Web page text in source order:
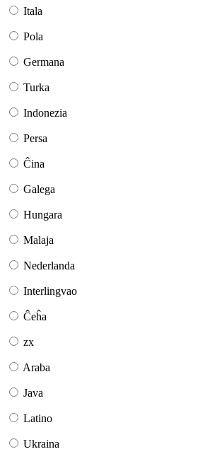
Itala
Pola
Germana
Turka
Indonezia
Persa
Ĉina
Galega
Hungara
Malaja
Nederlanda
Interlingvao
Ĉeĥa
zx
Araba
Java
Latino
Ukraina